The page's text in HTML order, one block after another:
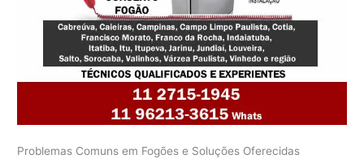
Problemas Comuns em Fogões e Soluções Oferecidas